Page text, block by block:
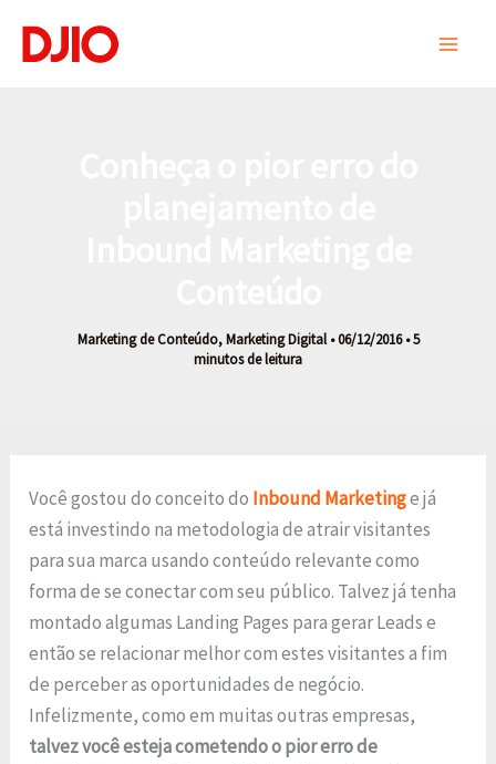
Marketing de Conteúdo,Marketing Digital•06/12/2016•5
minutos de leitura
Você gostou do conceito do Inbound Marketinge já
está investindo na metodologia de atrair visitantes
para sua marca usando conteúdo relevante como
forma de se conectar com seu público. Talvez já tenha
montado algumas Landing Pages para gerar Leads e
então se relacionar melhor com estes visitantes a fim
de perceber as oportunidades de negócio.
Infelizmente, como em muitas outras empresas,
talvez você esteja cometendo o pior erro de